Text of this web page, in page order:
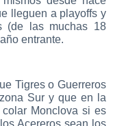
lleguen a playoffs y
(de las muchas 18
entrante.
Tigres o Guerreros
Sur y que en la
colar Monclova si es